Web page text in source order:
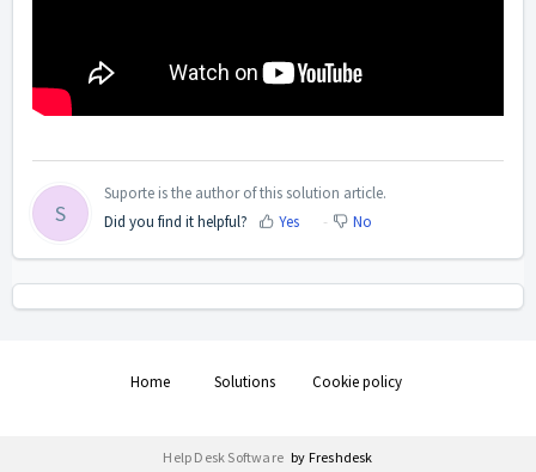
S
Suporte is the author of this solution article.
Did you find it helpful?
Yes No
Home Solutions Cookie policy
Help Desk Software by Freshdesk